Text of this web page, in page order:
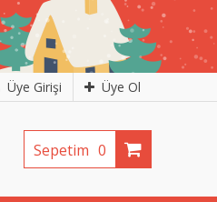
Üye Girişi Üye Ol
Sepetim 0